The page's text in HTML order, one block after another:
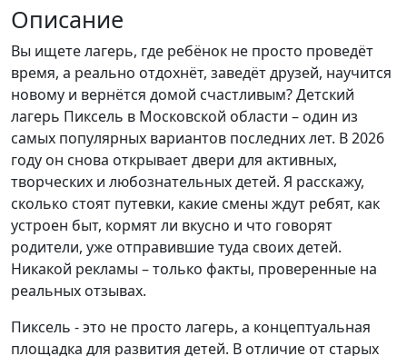
Описание
Вы ищете лагерь, где ребёнок не просто проведёт
время, а реально отдохнёт, заведёт друзей, научится
новому и вернётся домой счастливым? Детский
лагерь Пиксель в Московской области – один из
самых популярных вариантов последних лет. В 2026
году он снова открывает двери для активных,
творческих и любознательных детей. Я расскажу,
сколько стоят путевки, какие смены ждут ребят, как
устроен быт, кормят ли вкусно и что говорят
родители, уже отправившие туда своих детей.
Никакой рекламы – только факты, проверенные на
реальных отзывах.
Пиксель - это не просто лагерь, а концептуальная
площадка для развития детей. В отличие от старых